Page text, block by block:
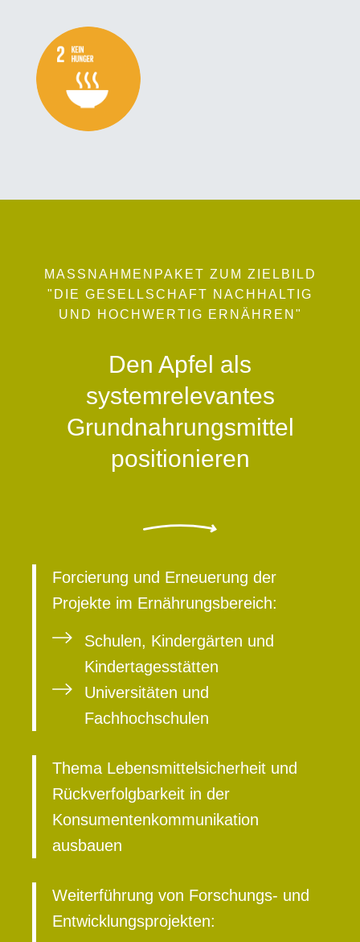
MASSNAHMENPAKET ZUM ZIELBILD
"DIE GESELLSCHAFT NACHHALTIG
UND HOCHWERTIG ERNÄHREN"
Den Apfel als
systemrelevantes
Grundnahrungsmittel
positionieren
Forcierung und Erneuerung der
Projekte im Ernährungsbereich:
Schulen, Kindergärten und
Kindertagesstätten
Universitäten und
Fachhochschulen
Thema Lebensmittelsicherheit und
Rückverfolgbarkeit in der
Konsumentenkommunikation
ausbauen
Weiterführung von Forschungs- und
Entwicklungsprojekten: